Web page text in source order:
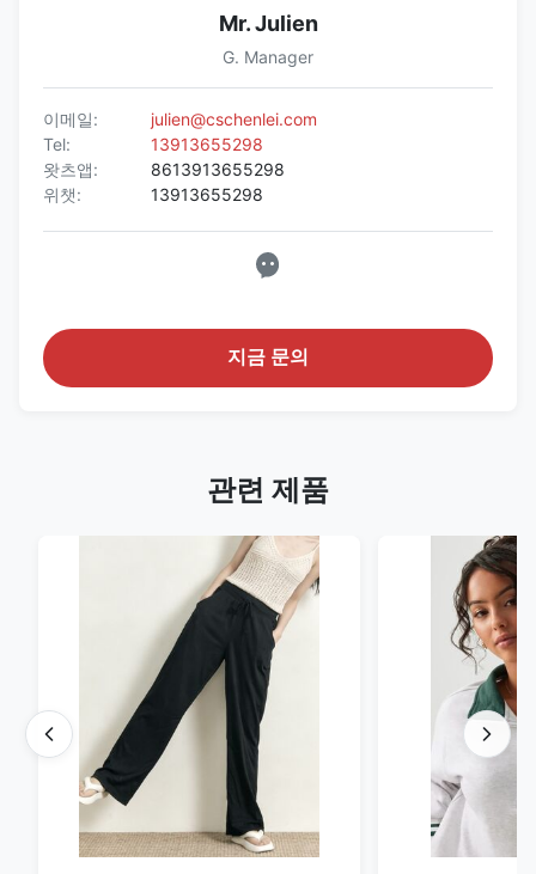
Mr. Julien
G. Manager
이메일:
julien@cschenlei.com
Tel:
13913655298
왓츠앱:
8613913655298
위챗:
13913655298
지금 문의
관련 제품